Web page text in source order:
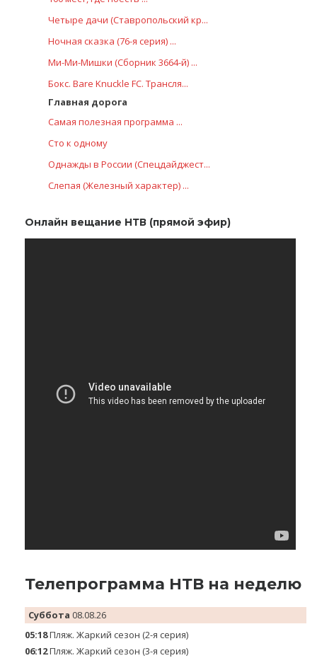
Четыре дачи (Ставропольский кр...
Ночная сказка (76-я серия) ...
Ми-Ми-Мишки (Сборник 3664-й) ...
Бокс. Bare Knuckle FC. Трансля...
Главная дорога
Самая полезная программа ...
Сто к одному
Однажды в России (Спецдайджест...
Слепая (Железный характер) ...
Онлайн вещание НТВ (прямой эфир)
Телепрограмма НТВ на неделю
Суббота 08.08.26
05:18Пляж. Жаркий сезон (2-я серия)
06:12Пляж. Жаркий сезон (3-я серия)